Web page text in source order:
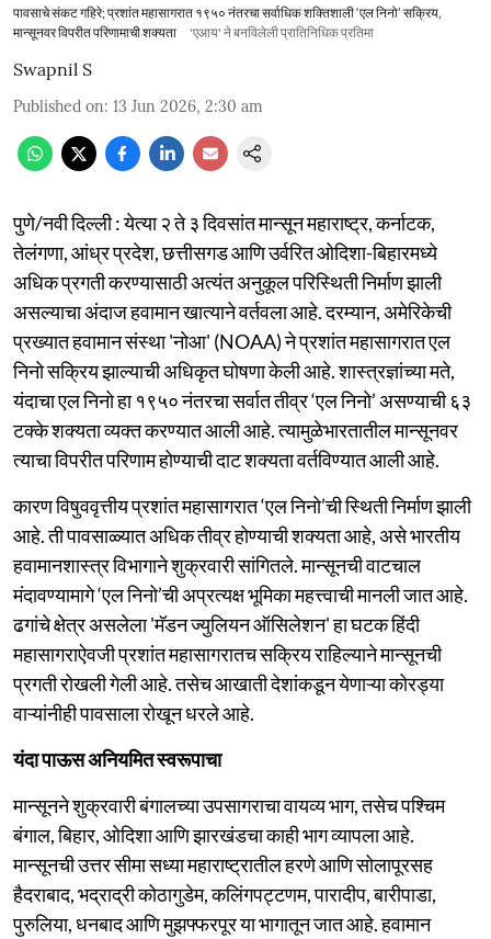
पावसाचे संकट गहिरे; प्रशांत महासागरात १९५० नंतरचा सर्वाधिक शक्तिशाली ‘एल निनो’ सक्रिय,
मान्सूनवर विपरीत परिणामाची शक्यता
'एआय' ने बनविलेली प्रातिनिधिक प्रतिमा
Swapnil S
Published on: 13 Jun 2026, 2:30 am
पुणे/नवी दिल्ली : येत्या २ ते ३ दिवसांत मान्सून महाराष्ट्र, कर्नाटक,
तेलंगणा, आंध्र प्रदेश, छत्तीसगड आणि उर्वरित ओदिशा-बिहारमध्ये
अधिक प्रगती करण्यासाठी अत्यंत अनुकूल परिस्थिती निर्माण झाली
असल्याचा अंदाज हवामान खात्याने वर्तवला आहे. दरम्यान, अमेरिकेची
प्रख्यात हवामान संस्था 'नोआ' (NOAA) ने प्रशांत महासागरात एल
निनो सक्रिय झाल्याची अधिकृत घोषणा केली आहे. शास्त्रज्ञांच्या मते,
यंदाचा एल निनो हा १९५० नंतरचा सर्वात तीव्र ‘एल निनो’ असण्याची ६३
टक्के शक्यता व्यक्त करण्यात आली आहे. त्यामुळेभारतातील मान्सूनवर
त्याचा विपरीत परिणाम होण्याची दाट शक्यता वर्तविण्यात आली आहे.
कारण विषुववृत्तीय प्रशांत महासागरात ‘एल निनो’ची स्थिती निर्माण झाली
आहे. ती पावसाळ्यात अधिक तीव्र होण्याची शक्यता आहे, असे भारतीय
हवामानशास्त्र विभागाने शुक्रवारी सांगितले. मान्सूनची वाटचाल
मंदावण्यामागे ‘एल निनो’ची अप्रत्यक्ष भूमिका महत्त्वाची मानली जात आहे.
ढगांचे क्षेत्र असलेला 'मॅडन ज्युलियन ऑसिलेशन' हा घटक हिंदी
महासागराऐवजी प्रशांत महासागरातच सक्रिय राहिल्याने मान्सूनची
प्रगती रोखली गेली आहे. तसेच आखाती देशांकडून येणाऱ्या कोरड्या
वाऱ्यांनीही पावसाला रोखून धरले आहे.
यंदा पाऊस अनियमित स्वरूपाचा
मान्सूनने शुक्रवारी बंगालच्या उपसागराचा वायव्य भाग, तसेच पश्चिम
बंगाल, बिहार, ओदिशा आणि झारखंडचा काही भाग व्यापला आहे.
मान्सूनची उत्तर सीमा सध्या महाराष्ट्रातील हरणे आणि सोलापूरसह
हैदराबाद, भद्राद्री कोठागुडेम, कलिंगपट्टणम, पारादीप, बारीपाडा,
पुरुलिया, धनबाद आणि मुझफ्फरपूर या भागातून जात आहे. हवामान